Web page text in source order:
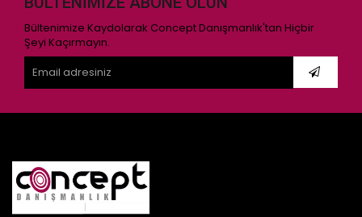
Bültenimize Kaydolarak Concept Danışmanlık'tan Hiçbir
Şeyi Kaçırmayın.